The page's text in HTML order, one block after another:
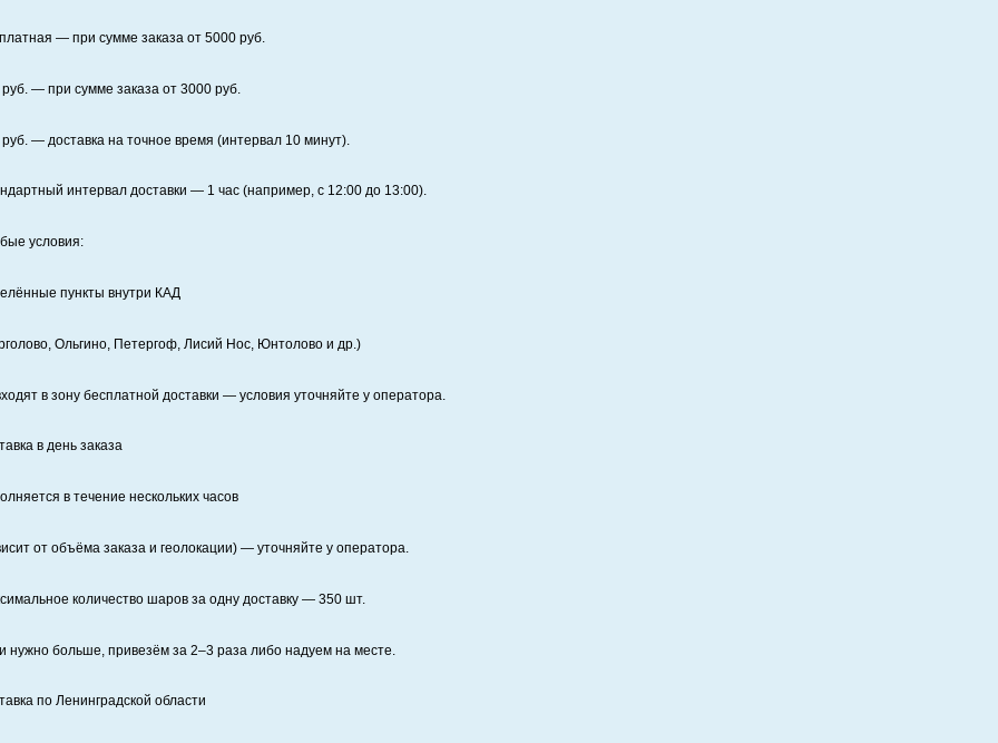
— при сумме заказа от 5000руб.
— при сумме заказа от 3000руб.
— доставка на точное время (интервал 10 минут).
интервал доставки — 1 час (например, с 12:00 до 13:00).
условия:
пункты внутри КАД
Ольгино, Петергоф, Лисий Нос, Юнтолово и др.)
в зону бесплатной доставки — условия уточняйте у оператора.
в день заказа
в течение нескольких часов
от объёма заказа и геолокации) — уточняйте у оператора.
количество шаров за одну доставку — 350 шт.
нужно больше, привезём за 2–3 раза либо надуем на месте.
по Ленинградской области